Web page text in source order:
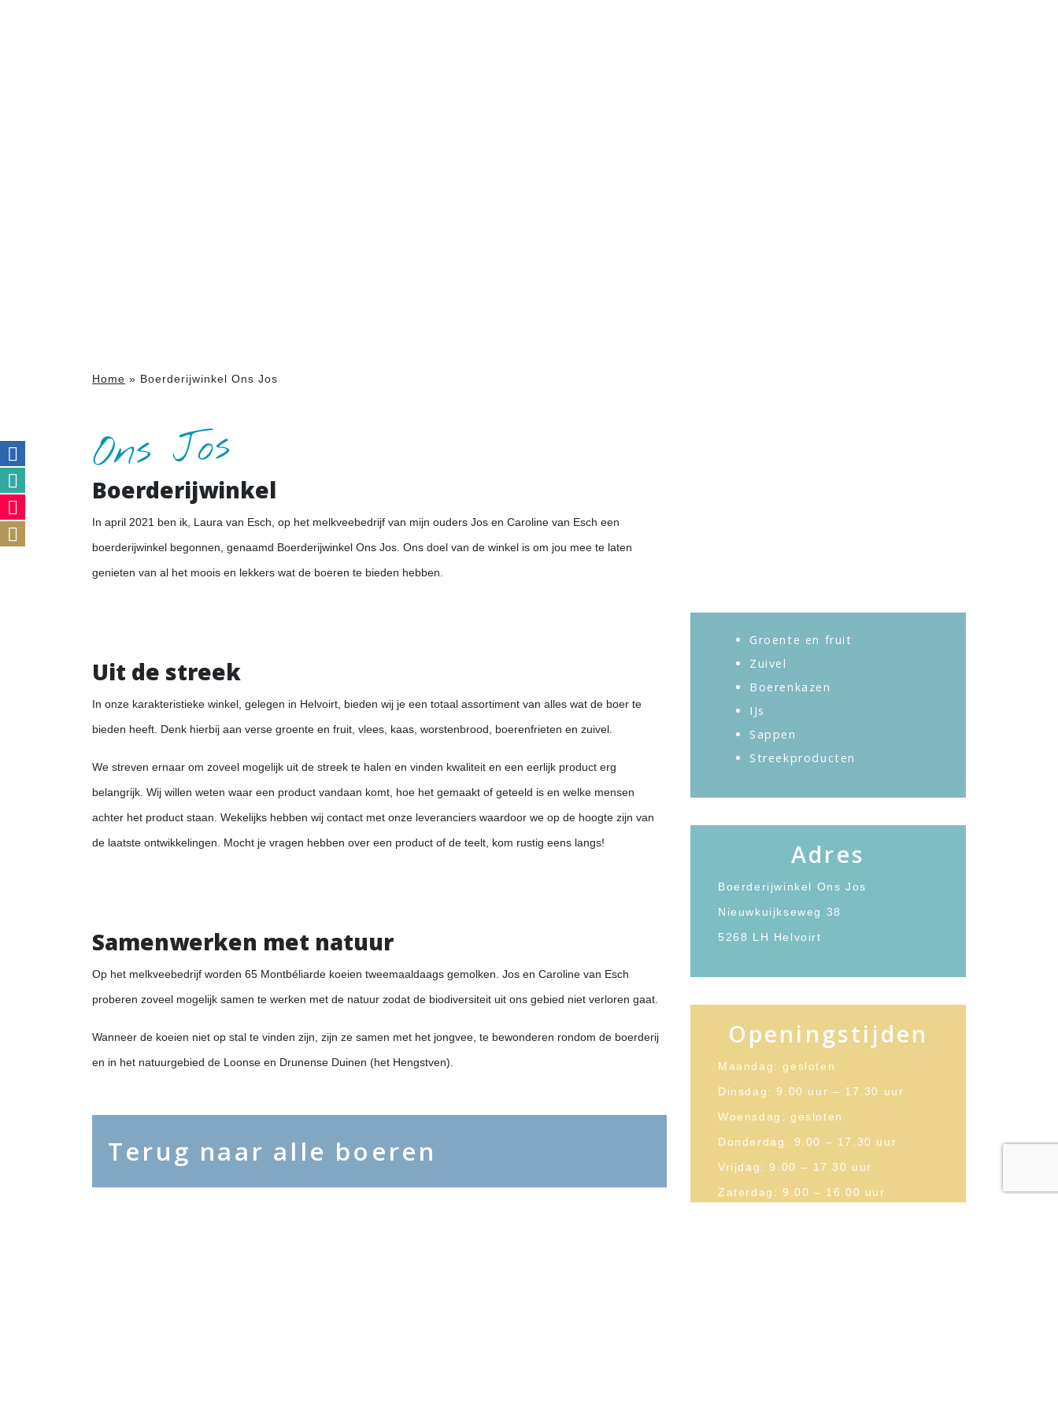
Home » Boerderijwinkel Ons Jos
Ons Jos
Boerderijwinkel
In april 2021 ben ik, Laura van Esch, op het melkveebedrijf van mijn ouders Jos en Caroline van Esch een
boerderijwinkel begonnen, genaamd Boerderijwinkel Ons Jos. Ons doel van de winkel is om jou mee te laten
genieten van al het moois en lekkers wat de boeren te bieden hebben.
Uit de streek
In onze karakteristieke winkel, gelegen in Helvoirt, bieden wij je een totaal assortiment van alles wat de boer te
bieden heeft. Denk hierbij aan verse groente en fruit, vlees, kaas, worstenbrood, boerenfrieten en zuivel.
We streven ernaar om zoveel mogelijk uit de streek te halen en vinden kwaliteit en een eerlijk product erg
belangrijk. Wij willen weten waar een product vandaan komt, hoe het gemaakt of geteeld is en welke mensen
achter het product staan. Wekelijks hebben wij contact met onze leveranciers waardoor we op de hoogte zijn van
de laatste ontwikkelingen. Mocht je vragen hebben over een product of de teelt, kom rustig eens langs!
Samenwerken met natuur
Op het melkveebedrijf worden 65 Montbéliarde koeien tweemaaldaags gemolken. Jos en Caroline van Esch
proberen zoveel mogelijk samen te werken met de natuur zodat de biodiversiteit uit ons gebied niet verloren gaat.
Wanneer de koeien niet op stal te vinden zijn, zijn ze samen met het jongvee, te bewonderen rondom de boerderij
en in het natuurgebied de Loonse en Drunense Duinen (het Hengstven).
Terug naar alle boeren
Groente en fruit
Zuivel
Boerenkazen
IJs
Sappen
Streekproducten
Adres
Boerderijwinkel Ons Jos
Nieuwkuijkseweg 38
5268 LH Helvoirt
Openingstijden
Maandag: gesloten
Dinsdag: 9.00 uur – 17.30 uur
Woensdag: gesloten
Donderdag: 9.00 – 17.30 uur
Vrijdag: 9.00 – 17.30 uur
Zaterdag: 9.00 – 16.00 uur